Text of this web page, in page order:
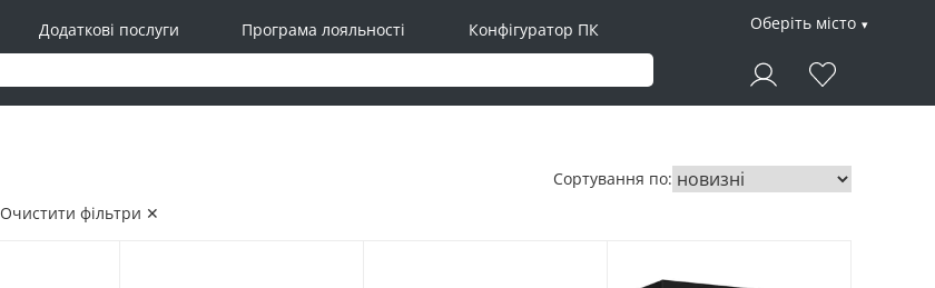
Додаткові послуги Програма лояльності Конфігуратор ПК Оберіть місто
Очистити фільтри ✕
Сортування по: